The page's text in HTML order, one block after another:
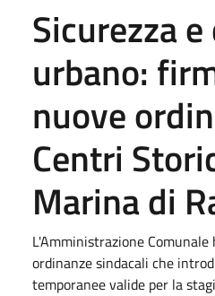
Sicurezza
urbano:
nuove
Centri
Marina di
L'Amministrazione
ordinanze sindacali che
temporanee valide per la